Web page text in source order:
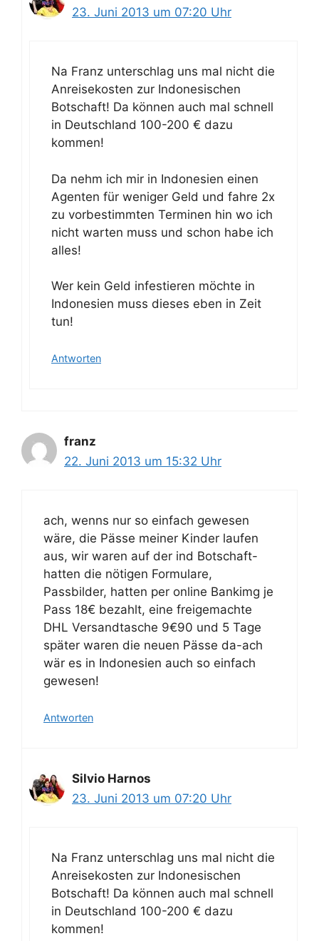
23. Juni 2013 um 07:20 Uhr
Na Franz unterschlag uns mal nicht die
Anreisekosten zur Indonesischen
Botschaft! Da können auch mal schnell
in Deutschland 100-200 € dazu
kommen!
Da nehm ich mir in Indonesien einen
Agenten für weniger Geld und fahre 2x
zu vorbestimmten Terminen hin wo ich
nicht warten muss und schon habe ich
alles!
Wer kein Geld infestieren möchte in
Indonesien muss dieses eben in Zeit
tun!
Antworten
franz
22. Juni 2013 um 15:32 Uhr
ach, wenns nur so einfach gewesen
wäre, die Pässe meiner Kinder laufen
aus, wir waren auf der ind Botschaft-
hatten die nötigen Formulare,
Passbilder, hatten per online Bankimg je
Pass 18€ bezahlt, eine freigemachte
DHL Versandtasche 9€90 und 5 Tage
später waren die neuen Pässe da-ach
wär es in Indonesien auch so einfach
gewesen!
Antworten
Silvio Harnos
23. Juni 2013 um 07:20 Uhr
Na Franz unterschlag uns mal nicht die
Anreisekosten zur Indonesischen
Botschaft! Da können auch mal schnell
in Deutschland 100-200 € dazu
kommen!